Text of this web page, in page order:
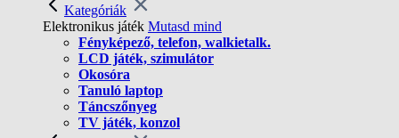
Kategóriák
Elektronikus játék Mutasd mind
Fényképező, telefon, walkietalk.
LCD játék, szimulátor
Okosóra
Tanuló laptop
Táncszőnyeg
TV játék, konzol